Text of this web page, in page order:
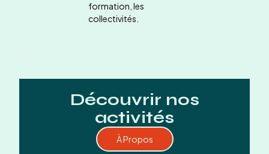
formation, les
collectivités.
Découvrir nos
activités
À Propos